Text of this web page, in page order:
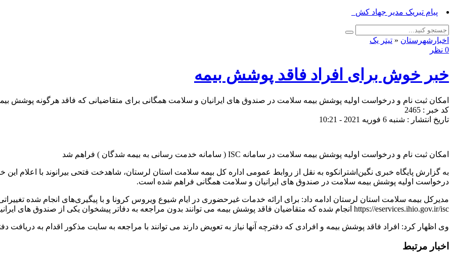
پیام تبریک مدیر جهاد کشاورزی ازنا به _
اخبارشهرستان « تیتر یک
0 نظر
خبر خوش برای افراد فاقد پوشش بیمه
امکان ثبت نام و درخواست اولیه پوشش بیمه سلامت در صندوق های ایرانیان و سلامت همگانی برای متقاضیانی که فاقد هرگونه پوشش
کد خبر : 2465
تاریخ انتشار : شنبه 6 فوریه 2021 - 10:21
امکان ثبت نام و درخواست اولیه پوشش بیمه سلامت در سامانه ISC ( سامانه خدمت رسانی به بیمه شدگان ) فراهم شد
به گزارش پایگاه خبری نگین‌اشترانکوه به نقل از روابط عمومی اداره کل بیمه سلامت استان لرستان، شاهدخت فتحی بیرانوند با اعلام
درخواست اولیه پوشش بیمه سلامت در صندوق های ایرانیان و سلامت همگانی فراهم شده است.
مدیرکل بیمه سلامت استان لرستان ادامه داد: برای ارائه خدمات غیرحضوری در ایام شیوع ویروس کرونا و با پیگیری‌های انجام شده
https://eservices.ihio.gov.ir/isc انجام شده که متقاضیان فاقد پوشش بیمه می توانند بدون مراجعه به دفاتر پیشخوان یکی از صندوق های ایرانیان و سلامت همگانی را انتخاب و ازمزایای آن بهره مند گردند.
وی اظهار کرد: افراد فاقد پوشش بیمه و افرادی که دفترچه آنها نیاز به تعویض دارند می توانند با مراجعه به سایت مذکور اقدام به دریافت
اخبار مرتبط